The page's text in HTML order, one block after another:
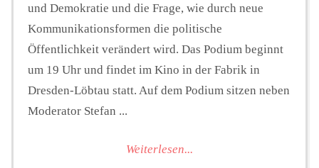
und Demokratie und die Frage, wie durch neue
Kommunikationsformen die politische
Öffentlichkeit verändert wird. Das Podium beginnt
um 19 Uhr und findet im Kino in der Fabrik in
Dresden-Löbtau statt. Auf dem Podium sitzen neben
Moderator Stefan ...
Weiterlesen...